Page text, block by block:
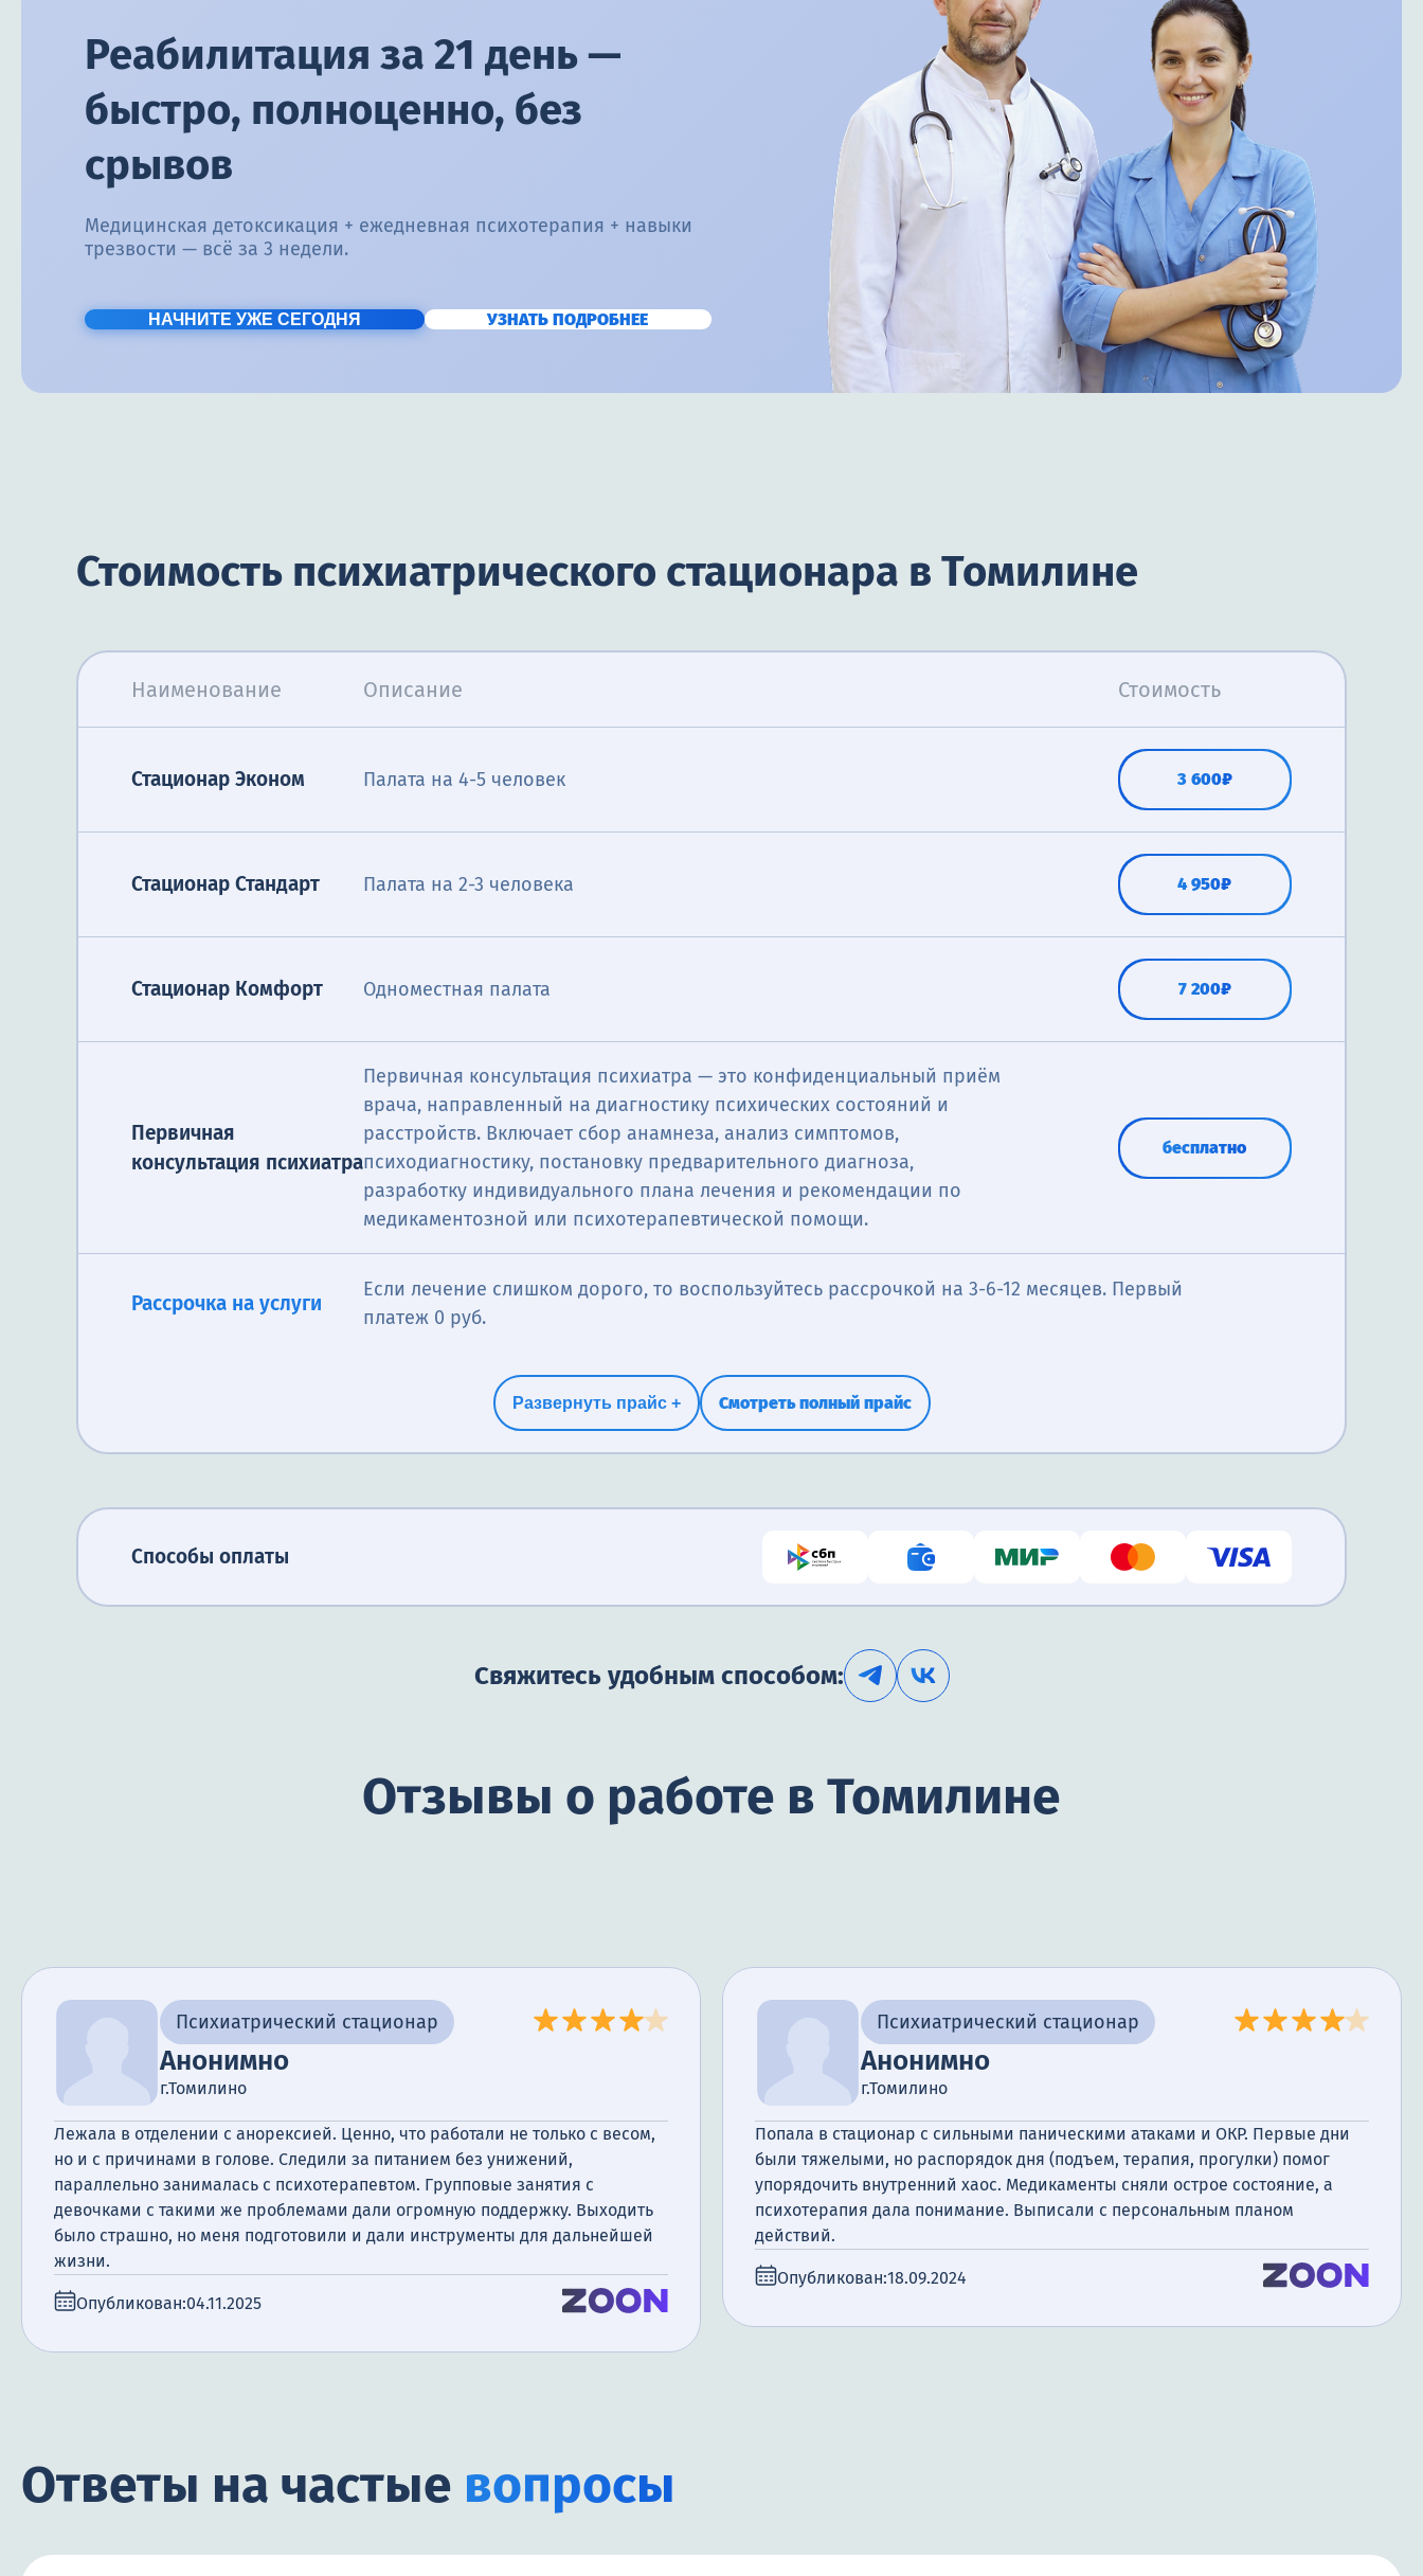
Реабилитация за 21 день —
быстро, полноценно, без
срывов
Медицинская детоксикация + ежедневная психотерапия + навыки
трезвости — всё за 3 недели.
НАЧНИТЕ УЖЕ СЕГОДНЯ УЗНАТЬ ПОДРОБНЕЕ
Стоимость психиатрического стационара в Томилине
Наименование Описание Стоимость
Стационар Эконом Палата на 4-5 человек 3 600₽
Стационар Стандарт Палата на 2-3 человека 4 950₽
Стационар Комфорт Одноместная палата 7 200₽
Первичная
консультация психиатра
Первичная консультация психиатра — это конфиденциальный приём
врача, направленный на диагностику психических состояний и
расстройств. Включает сбор анамнеза, анализ симптомов,
психодиагностику, постановку предварительного диагноза,
разработку индивидуального плана лечения и рекомендации по
медикаментозной или психотерапевтической помощи.
бесплатно
Рассрочка на услуги
Если лечение слишком дорого, то воспользуйтесь рассрочкой на 3-6-12 месяцев. Первый
платеж 0 руб.
Развернуть прайс + Смотреть полный прайс
Способы оплаты
Свяжитесь удобным способом:
Отзывы о работе в Томилине
Психиатрический стационар
Анонимно
г.Томилино
Лежала в отделении с анорексией. Ценно, что работали не только с весом,
но и с причинами в голове. Следили за питанием без унижений,
параллельно занималась с психотерапевтом. Групповые занятия с
девочками с такими же проблемами дали огромную поддержку. Выходить
было страшно, но меня подготовили и дали инструменты для дальнейшей
жизни.
Опубликован:04.11.2025
Психиатрический стационар
Анонимно
г.Томилино
Попала в стационар с сильными паническими атаками и ОКР. Первые дни
были тяжелыми, но распорядок дня (подъем, терапия, прогулки) помог
упорядочить внутренний хаос. Медикаменты сняли острое состояние, а
психотерапия дала понимание. Выписали с персональным планом
действий.
Опубликован:18.09.2024
Ответы на частые вопросы